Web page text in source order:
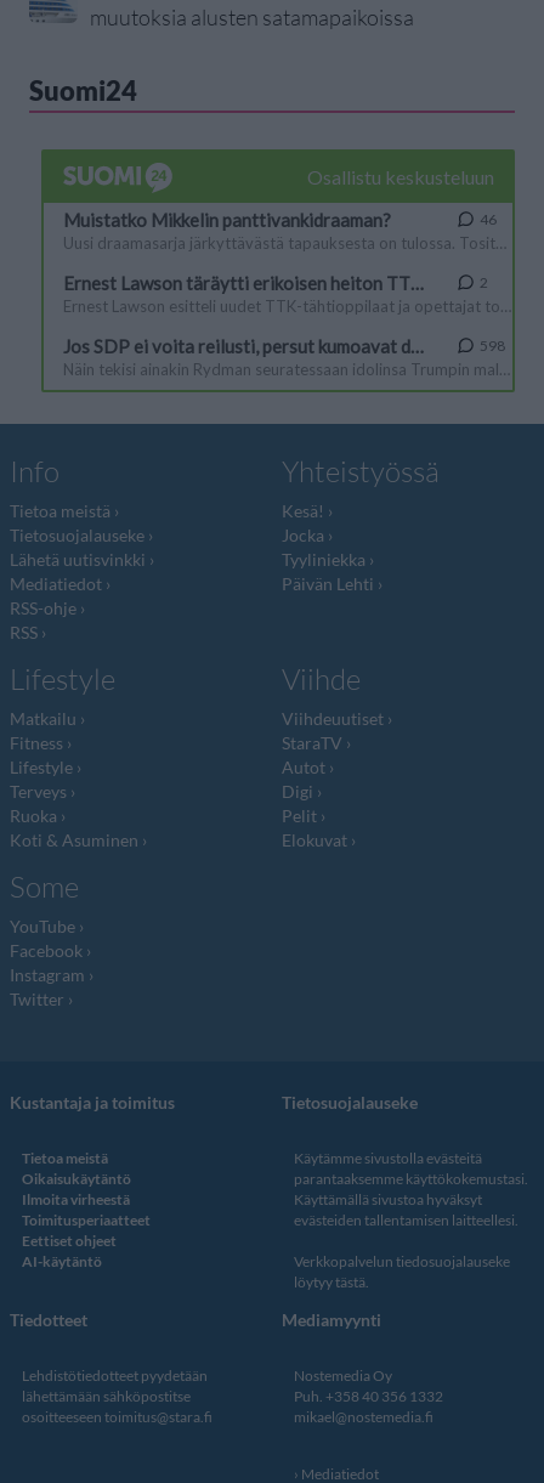
muutoksia alusten satamapaikoissa
Suomi24
Info
Tietoa meistä
Tietosuojalauseke
Lähetä uutisvinkki
Mediatiedot
RSS-ohje
RSS
Yhteistyössä
Kesä!
Jocka
Tyyliniekka
Päivän Lehti
Lifestyle
Matkailu
Fitness
Lifestyle
Terveys
Ruoka
Koti & Asuminen
Viihde
Viihdeuutiset
StaraTV
Autot
Digi
Pelit
Elokuvat
Some
YouTube
Facebook
Instagram
Twitter
Kustantaja ja toimitus
Tietoa meistä
Oikaisukäytäntö
Ilmoita virheestä
Toimitusperiaatteet
Eettiset ohjeet
AI-käytäntö
Tietosuojalauseke
Käytämme sivustolla evästeitä
parantaaksemme käyttökokemustasi.
Käyttämällä sivustoa hyväksyt
evästeiden tallentamisen laitteellesi.
Verkkopalvelun tiedosuojalauseke
löytyy tästä.
Tiedotteet
Lehdistötiedotteet pyydetään
lähettämään sähköpostitse
osoitteeseen toimitus@stara.fi
Mediamyynti
Nostemedia Oy
Puh. +358 40 356 1332
mikael@nostemedia.fi
Mediatiedot